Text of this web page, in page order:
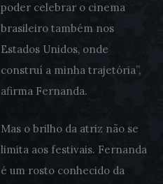
poder celebrar o cinema
brasileiro também nos
Estados Unidos, onde
construí a minha trajetória”,
afirma Fernanda.
Mas o brilho da atriz não se
limita aos festivais. Fernanda
é um rosto conhecido da